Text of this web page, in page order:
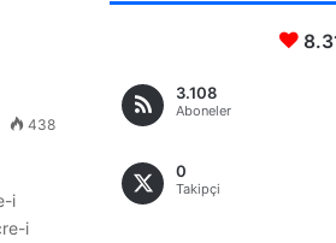
438
i
i
3.108
Aboneler
0
Takipçi